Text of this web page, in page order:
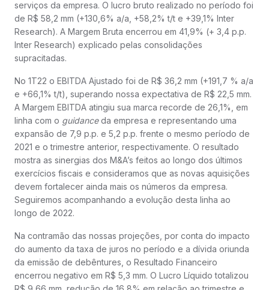
serviços da empresa. O lucro bruto realizado no período foi
de R$ 58,2 mm (+130,6% a/a, +58,2% t/t e +39,1% Inter
Research). A Margem Bruta encerrou em 41,9% (+ 3,4 p.p.
Inter Research) explicado pelas consolidações
supracitadas.
No 1T22 o EBITDA Ajustado foi de R$ 36,2 mm (+191,7 % a/a
e +66,1% t/t), superando nossa expectativa de R$ 22,5 mm.
A Margem EBITDA atingiu sua marca recorde de 26,1%, em
linha com o guidanceda empresa e representando uma
expansão de 7,9 p.p. e 5,2 p.p. frente o mesmo período de
2021 e o trimestre anterior, respectivamente. O resultado
mostra as sinergias dos M&A’s feitos ao longo dos últimos
exercícios fiscais e consideramos que as novas aquisições
devem fortalecer ainda mais os números da empresa.
Seguiremos acompanhando a evolução desta linha ao
longo de 2022.
Na contramão das nossas projeções, por conta do impacto
do aumento da taxa de juros no período e a dívida oriunda
da emissão de debêntures, o Resultado Financeiro
encerrou negativo em R$ 5,3 mm. O Lucro Líquido totalizou